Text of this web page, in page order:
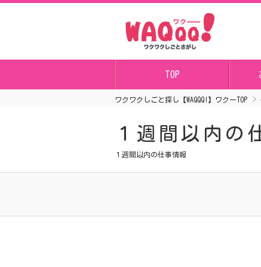
TOP
ワクワクしごと探し【WAQQQ!】ワクーTOP
１週間以内の
１週間以内の仕事情報